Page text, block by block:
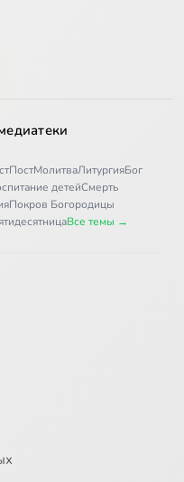
ПостМолитваЛитургияБог
детейСмерть
Покров Богородицы
Все темы →